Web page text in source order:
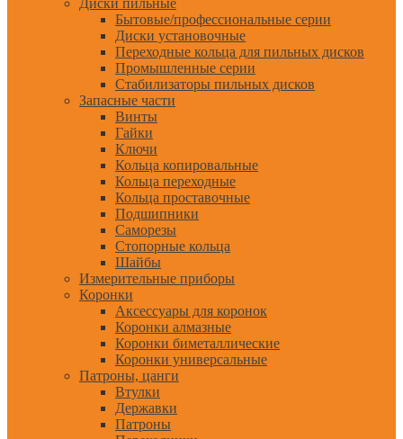
Диски пильные
Бытовые/профессиональные серии
Диски установочные
Переходные кольца для пильных дисков
Промышленные серии
Стабилизаторы пильных дисков
Запасные части
Винты
Гайки
Ключи
Кольца копировальные
Кольца переходные
Кольца проставочные
Подшипники
Саморезы
Стопорные кольца
Шайбы
Измерительные приборы
Коронки
Аксессуары для коронок
Коронки алмазные
Коронки биметаллические
Коронки универсальные
Патроны, цанги
Втулки
Державки
Патроны